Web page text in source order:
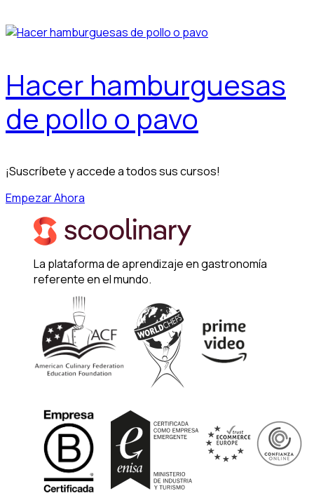
Hacer hamburguesas
de pollo o pavo
¡Suscríbete y accede a todos sus cursos!
Empezar Ahora
La plataforma de aprendizaje en gastronomía
referente en el mundo.